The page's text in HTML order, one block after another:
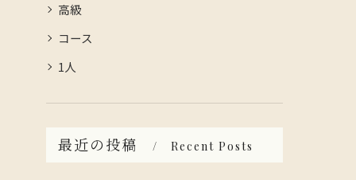
高級
コース
1人
最近の投稿 Recent Posts